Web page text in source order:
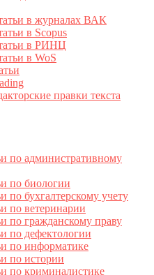
в журналах ВАК
в Scopus
в РИНЦ
в WoS
правки текста
по административному
по биологии
по бухгалтерскому учету
по ветеринарии
по гражданскому праву
по дефектологии
по информатике
по истории
по криминалистике